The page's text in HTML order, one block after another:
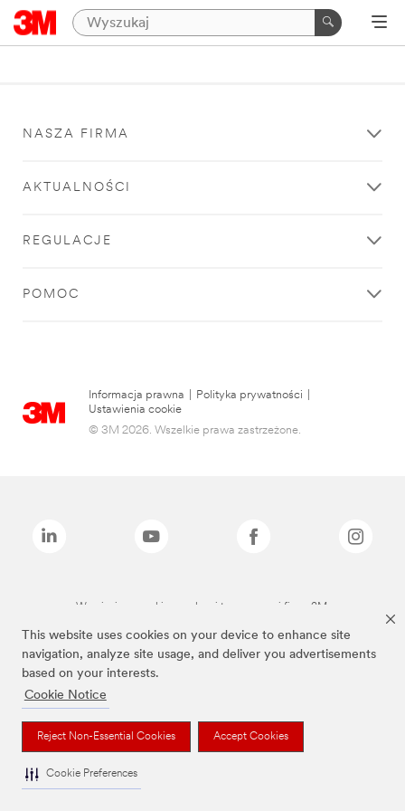
This website uses cookies on your device to enhance site
navigation, analyze site usage, and deliver you advertisements
based on your interests.
Cookie Notice
Reject Non-Essential Cookies Accept Cookies
Cookie Preferences
NASZA FIRMA
AKTUALNOŚCI
REGULACJE
POMOC
Informacja prawna Polityka prywatności
Ustawienia cookie
© 3M 2026. Wszelkie prawa zastrzeżone.
Wymienione marki są znakami towarowymi firmy 3M.